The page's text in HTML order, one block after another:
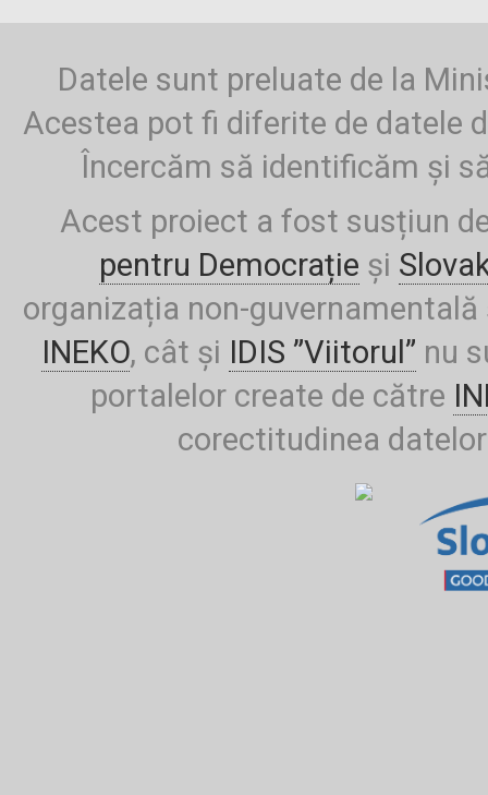
Datele sunt preluate de la
Acestea pot fi diferite de datele
Încercăm să identificăm și
Acest proiect a fost susțiun
pentru Democrație și
organizația non-
INEKO, cât și IDIS ”Viitorul” nu
portalelor create de către
corectitudinea